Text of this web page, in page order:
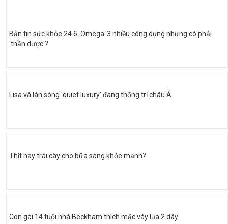
Bản tin sức khỏe 24.6: Omega-3 nhiều công dụng nhưng có phải
'thần dược'?
Lisa và làn sóng 'quiet luxury' đang thống trị châu Á
Thịt hay trái cây cho bữa sáng khỏe mạnh?
Con gái 14 tuổi nhà Beckham thích mặc váy lụa 2 dây